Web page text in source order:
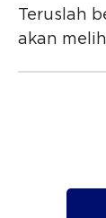
Teruslah
akan